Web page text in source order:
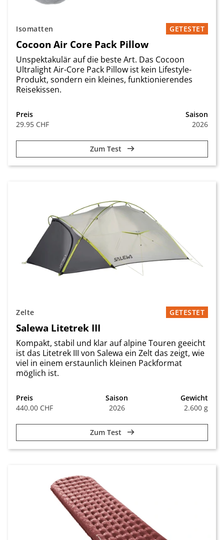
Isomatten GETESTET
Cocoon Air Core Pack Pillow
Unspektakulär auf die beste Art. Das Cocoon
Ultralight Air-Core Pack Pillow ist kein Lifestyle-
Produkt, sondern ein kleines, funktionierendes
Reisekissen.
Preis
29.95 CHF
Saison
2026
Zum Test
Zelte GETESTET
Salewa Litetrek III
Kompakt, stabil und klar auf alpine Touren geeicht
ist das Litetrek III von Salewa ein Zelt das zeigt, wie
viel in einem erstaunlich kleinen Packformat
möglich ist.
Preis
440.00 CHF
Saison
2026
Gewicht
2.600 g
Zum Test